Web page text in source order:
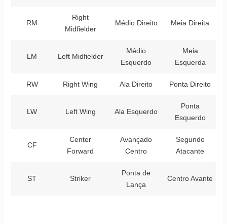
RM
Right
Midfielder
Médio Direito Meia Direita
LM Left Midfielder
Médio
Esquerdo
Meia
Esquerda
RW Right Wing Ala Direito Ponta Direito
LW Left Wing Ala Esquerdo
Ponta
Esquerdo
CF
Center
Forward
Avançado
Centro
Segundo
Atacante
ST Striker
Ponta de
Lança
Centro Avante